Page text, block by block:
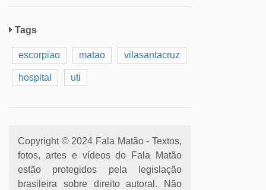
Tags
escorpiao matao vilasantacruz
hospital uti
Copyright © 2024 Fala Matão - Textos,
fotos, artes e vídeos do Fala Matão
estão protegidos pela legislação
brasileira sobre direito autoral. Não